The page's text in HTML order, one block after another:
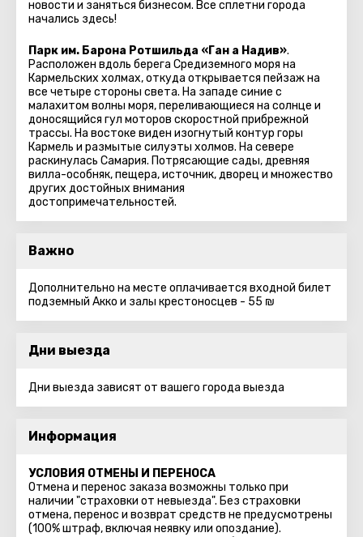
новости и заняться бизнесом. Все сплетни города
начались здесь!
Парк им. Барона Ротшильда «Ган а Надив».
Расположен вдоль берега Средиземного моря на
Кармельских холмах, откуда открывается пейзаж на
все четыре стороны света. На западе синие с
малахитом волны моря, переливающиеся на солнце и
доносящийся гул моторов скоростной прибрежной
трассы. На востоке виден изогнутый контур горы
Кармель и размытые силуэты холмов. На севере
раскинулась Самария. Потрясающие сады, древняя
вилла-особняк, пещера, источник, дворец и множество
других достойных внимания
достопримечательностей.
Важно
Дополнительно на месте оплачивается входной билет
подземный Акко и залы крестоносцев - 55 ₪
Дни выезда
Дни выезда зависят от вашего города выезда
Информация
УСЛОВИЯ ОТМЕНЫ И ПЕРЕНОСА
Отмена и перенос заказа возможны только при
наличии "страховки от невыезда". Без страховки
отмена, перенос и возврат средств не предусмотрены
(100% штраф, включая неявку или опоздание).